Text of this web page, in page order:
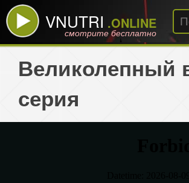
VNUTRI .ONLINE
смотрите бесплатно
Великолепный
серия